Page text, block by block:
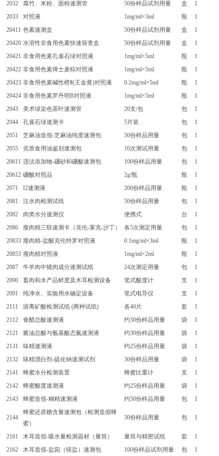
2032 腐竹、米粉、面粉速测管 50份样品试剂用量 盒
1
2033
对照液 1mg/ml×3ml 瓶
1
20411 色素速测盒 50份样品试剂用量 盒
1
20420 水溶性非食用色素快速筛查盒 50份样品试剂用量 盒
1
20421 非食用色素孔雀石绿对照液 1mg/ml×5ml 瓶
1
20422 非食用色素俾士麦棕对照液 1mg/ml×5ml 瓶
1
20423 非食用色素碱性橙Ⅱ(王金黄)对照液 0.2mg/ml×5ml 瓶
1
20424 非食用色素罗丹明B对照液 1mg/ml×5ml 瓶
1
2043
美术绿染色茶叶速测管 20支/包 包
1
2044
孔雀石绿速测卡 5片装 包
1
2051
芝麻油造假-芝麻油纯度速测包 50份样品用量 包
1
2055
劣质食用油鉴别速测包 10次测试用量 包
1
20611 违法添加物-硼砂和硼酸速测包 100份样品用量 包
1
20612 硼酸对照品 2g/瓶 瓶
1
2071
I2速测液 200份样品用量 瓶
1
2081
注水肉检测试纸 50份样品用量 包
1
2082
肉类水分速测仪 便携式 台
1
2086
瘦肉精三联速测卡（克伦-莱克-沙丁） 各5次测定用量 包
1
20833 瘦肉精-盐酸克伦特罗对照液 0.1mg/ml×3ml 瓶
1
20853 瘦肉精对照液 1mg/ml×2ml 瓶
1
2087
牛羊肉中猪肉成分速测试纸 24次测定用量 包
1
2090
畜肉和水产品鲜度及木耳检测设备 笔式酸度计 支
1
2091
纯净水、实验用水确定设备 笔式电导仪 支
1
2111
游离矿酸检测试纸 (两种试纸) 各40片 套
1
2112
食醋总酸速测液 约30份样品用量 袋
1
2121
酱油总酸与氨基酸态氮速测液 约30份样品用量 袋
1
2131
味精速测液 约25份样品用量 袋
1
2132
味精漂白剂-硫化钠速测试剂 30份样品用量 袋
1
2141
蜂蜜水分检测装置 蜂蜜比重计 支
1
2142
蜂蜜酸度速测液 约25份样品用量 袋
1
2143
蜂蜜造假-糊精速测液 约50份样品用量 包 1
2144
蜂蜜还原糖含量速测包（检测造假蜂
蜜）
30份样品用量 包 1
2161 木耳造假-吸水量检测器材（量筒） 量筒与精密试纸 套
1
2162
木耳造假-盐囟（镁盐）速测包 100份样品试剂用量 包
1